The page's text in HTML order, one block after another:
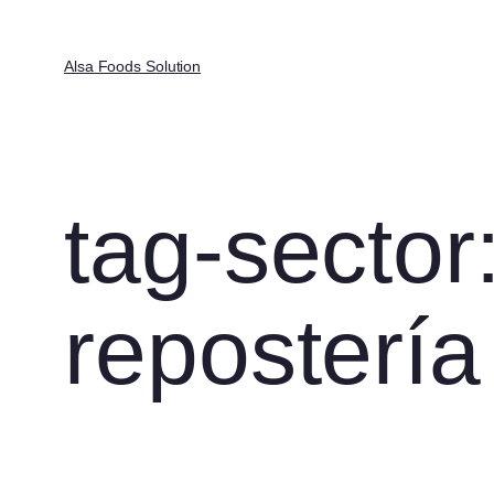
Alsa Foods Solution
tag-
repostería